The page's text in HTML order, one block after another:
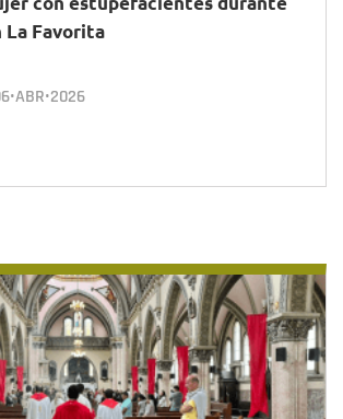
La Favorita